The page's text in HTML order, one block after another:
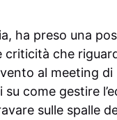
ha preso una
che
al meeting di
come gestire
sulle spalle